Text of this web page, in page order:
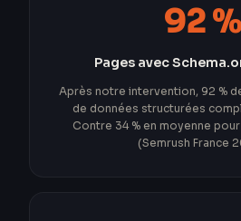
92 %
Pages avec
Après notre intervention, 92 %
de données structurées
Contre 34 % en moyenne
(Semrush France